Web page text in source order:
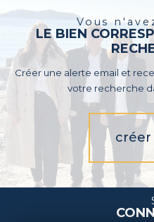
Vous
LE BIEN
Créer une alerte email et
votre recherche